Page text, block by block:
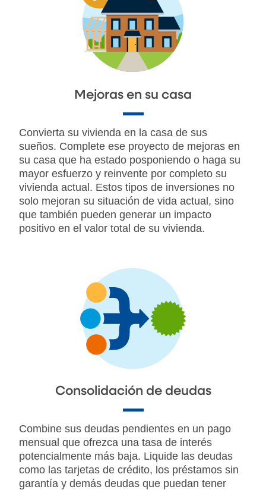
Mejoras en su casa
Convierta su vivienda en la casa de sus
sueños. Complete ese proyecto de mejoras en
su casa que ha estado posponiendo o haga su
mayor esfuerzo y reinvente por completo su
vivienda actual. Estos tipos de inversiones no
solo mejoran su situación de vida actual, sino
que también pueden generar un impacto
positivo en el valor total de su vivienda.
Consolidación de deudas
Combine sus deudas pendientes en un pago
mensual que ofrezca una tasa de interés
potencialmente más baja. Liquide las deudas
como las tarjetas de crédito, los préstamos sin
garantía y demás deudas que puedan tener